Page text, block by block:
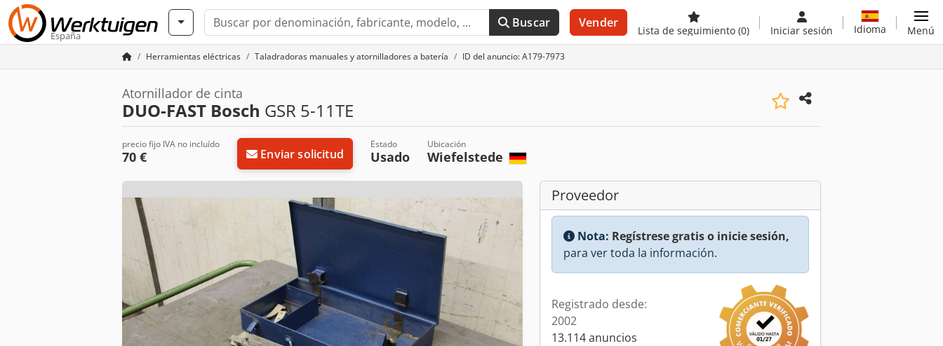
España
Buscar Vender
Lista de seguimiento (0) Iniciar sesión Idioma Menú
Herramientas eléctricas Taladradoras manuales y atornilladores a batería ID del anuncio: A179-7973
Atornillador de cinta
DUO-FAST Bosch GSR 5-11TE
precio fijo IVA no incluído
70 € Enviar solicitud
Estado
Usado
Ubicación
Wiefelstede
Proveedor
Nota: Regístrese gratis o inicie sesión,
para ver toda la información.
Registrado desde:
2002
13.114 anuncios